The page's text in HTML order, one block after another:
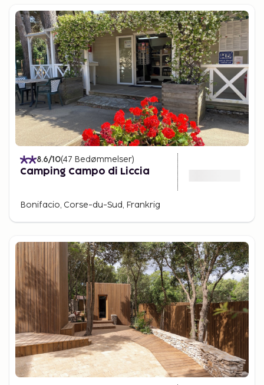
8.6/10(47 Bedømmelser)
Camping Campo di Liccia
Bonifacio, Corse-du-Sud, Frankrig